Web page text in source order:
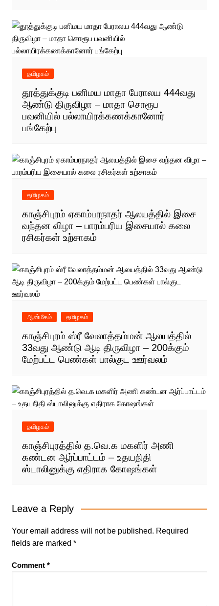
தமிழகம்
தூத்துக்குடி பனிமய மாதா பேராலய 444வது
ஆண்டு திருவிழா – மாதா சொரூப
பவனியில் பல்லாயிரக்கணக்கானோர்
பங்கேற்பு
தமிழகம்
காஞ்சிபுரம் ஏகாம்பரநாதர் ஆலயத்தில் இசை
வந்தன விழா – பாரம்பரிய இசையால் கலை
ரசிகர்கள் உற்சாகம்
ஆன்மீகம் தமிழகம்
காஞ்சிபுரம் ஸ்ரீ வேலாத்தம்மன் ஆலயத்தில்
33வது ஆண்டு ஆடி திருவிழா – 200க்கும்
மேற்பட்ட பெண்கள் பால்குட ஊர்வலம்
தமிழகம்
காஞ்சிபுரத்தில் த.வெ.க மகளிர் அணி
கண்டன ஆர்ப்பாட்டம் – உதயநிதி
ஸ்டாலினுக்கு எதிராக கோஷங்கள்
Leave a Reply
Your email address will not be published. Required
fields are marked *
Comment *